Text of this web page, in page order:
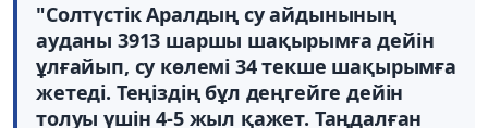
"Солтүстік Аралдың су айдынының
ауданы 3913 шаршы шақырымға дейін
ұлғайып, су көлемі 34 текше шақырымға
жетеді. Теңіздің бұл деңгейге дейін
толуы үшін 4-5 жыл қажет. Таңдалған